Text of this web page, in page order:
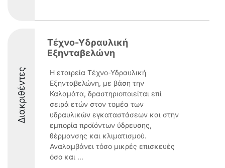
Διακριθέντες
Τέχνο-Υδραυλική
Εξηνταβελώνη
Η εταιρεία Τέχνο-Υδραυλική
Εξηνταβελώνη, με βάση την
Καλαμάτα, δραστηριοποιείται επί
σειρά ετών στον τομέα των
υδραυλικών εγκαταστάσεων και στην
εμπορία προϊόντων ύδρευσης,
θέρμανσης και κλιματισμού.
Αναλαμβάνει τόσο μικρές επισκευές
όσο και ...